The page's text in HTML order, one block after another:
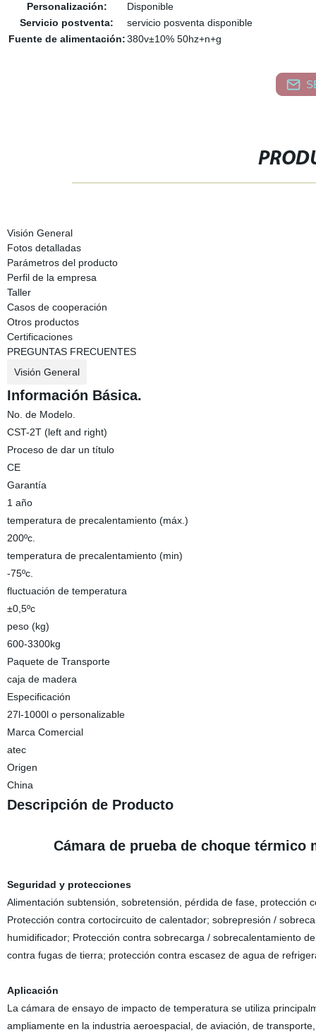
Personalización:
Disponible
Servicio postventa:
servicio posventa disponible
Fuente de alimentación:380v±10% 50hz+n+g
Visión General
Fotos detalladas
Parámetros del producto
Perfil de la empresa
Taller
Casos de cooperación
Otros productos
Certificaciones
PREGUNTAS FRECUENTES
Visión General
Información Básica.
No. de Modelo.
CST-2T (left and right)
Proceso de dar un título
CE
Garantía
1 año
temperatura de precalentamiento (máx.)
200ºc.
temperatura de precalentamiento (min)
-75ºc.
fluctuación de temperatura
±0,5ºc
peso (kg)
600-3300kg
Paquete de Transporte
caja de madera
Especificación
27l-1000l o personalizable
Marca Comercial
atec
Origen
China
Descripción de Producto
Cámara de prueba de choque
Seguridad y protecciones
Alimentación subtensión, sobretensión, pérdida de fase,
Protección contra cortocircuito de calentador; sobrepresión /
humidificador; Protección contra sobrecarga / sobrecalentamiento
contra fugas de tierra; protección contra escasez de agua de
Aplicación
La cámara de ensayo de impacto de temperatura se utiliza
ampliamente en la industria aeroespacial, de aviación, de